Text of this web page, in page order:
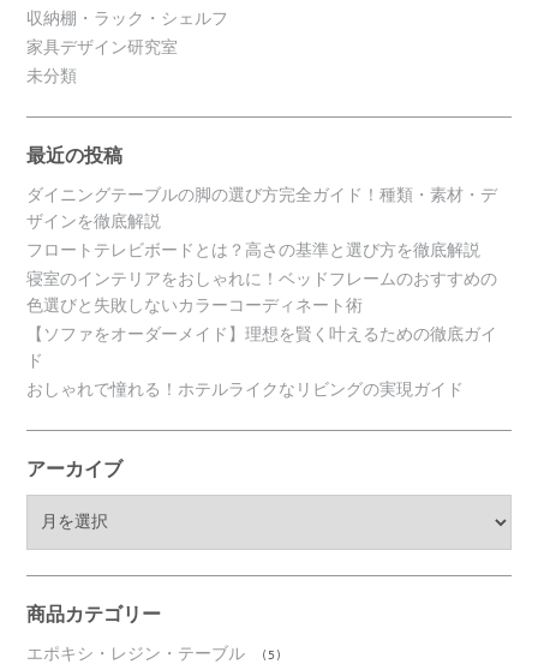
収納棚・ラック・シェルフ
家具デザイン研究室
未分類
最近の投稿
ダイニングテーブルの脚の選び方完全ガイド！種類・素材・デ
ザインを徹底解説
フロートテレビボードとは？高さの基準と選び方を徹底解説
寝室のインテリアをおしゃれに！ベッドフレームのおすすめの
色選びと失敗しないカラーコーディネート術
【ソファをオーダーメイド】理想を賢く叶えるための徹底ガイ
ド
おしゃれで憧れる！ホテルライクなリビングの実現ガイド
アーカイブ
ブ
商品カテゴリー
エポキシ・レジン・テーブル (5)